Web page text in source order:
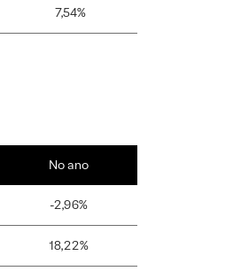
7,54%
No ano
-2,96%
18,22%